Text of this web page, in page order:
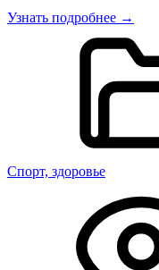
Узнать подробнее →
Спорт, здоровье